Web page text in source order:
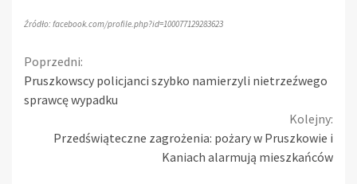
Źródło: facebook.com/profile.php?id=100077129283623
Continue
Reading
Poprzedni:
Pruszkowscy policjanci szybko namierzyli nietrzeźwego
sprawcę wypadku
Kolejny:
Przedświąteczne zagrożenia: pożary w Pruszkowie i
Kaniach alarmują mieszkańców